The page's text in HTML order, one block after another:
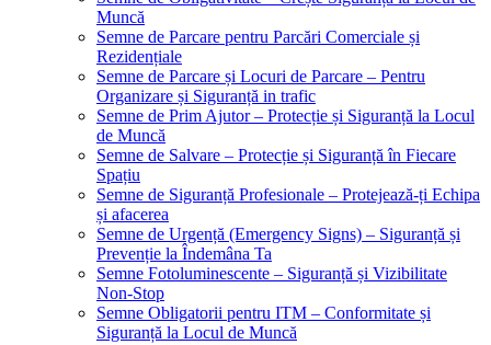
Muncă
Semne de Parcare pentru Parcări Comerciale și
Rezidențiale
Semne de Parcare și Locuri de Parcare – Pentru
Organizare și Siguranță in trafic
Semne de Prim Ajutor – Protecție și Siguranță la Locul
de Muncă
Semne de Salvare – Protecție și Siguranță în Fiecare
Spațiu
Semne de Siguranță Profesionale – Protejează-ți Echipa
și afacerea
Semne de Urgență (Emergency Signs) – Siguranță și
Prevenție la Îndemâna Ta
Semne Fotoluminescente – Siguranță și Vizibilitate
Non-Stop
Semne Obligatorii pentru ITM – Conformitate și
Siguranță la Locul de Muncă